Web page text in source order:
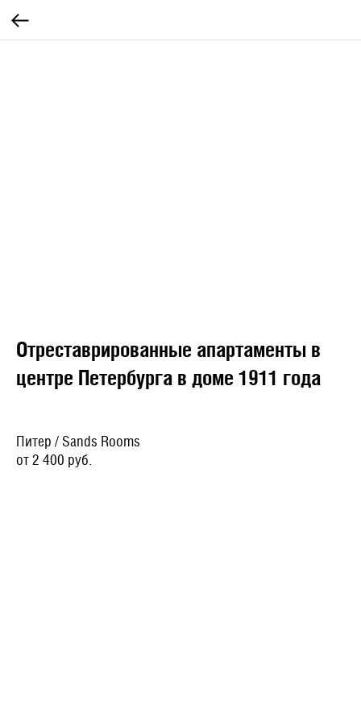
Отреставрированные апартаменты в
центре Петербурга в доме 1911 года
Питер / Sands Rooms
от 2 400 руб.